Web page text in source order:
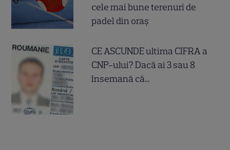
cele mai bune terenuri de
padel din oraș
CE ASCUNDE ultima CIFRA a
CNP-ului? Dacă ai 3 sau 8
însemană că...